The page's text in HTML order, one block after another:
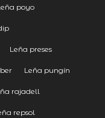
poyo
Leña preses
Leña pungín
rajadell
repsol